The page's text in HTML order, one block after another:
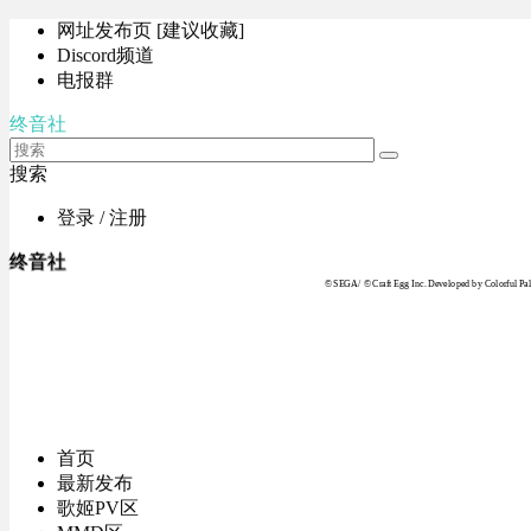
网址发布页 [建议收藏]
Discord频道
电报群
终音社
搜索
登录 / 注册
终音社
© SEGA / © Craft Egg Inc. Developed by Colorful
首页
最新发布
歌姬PV区